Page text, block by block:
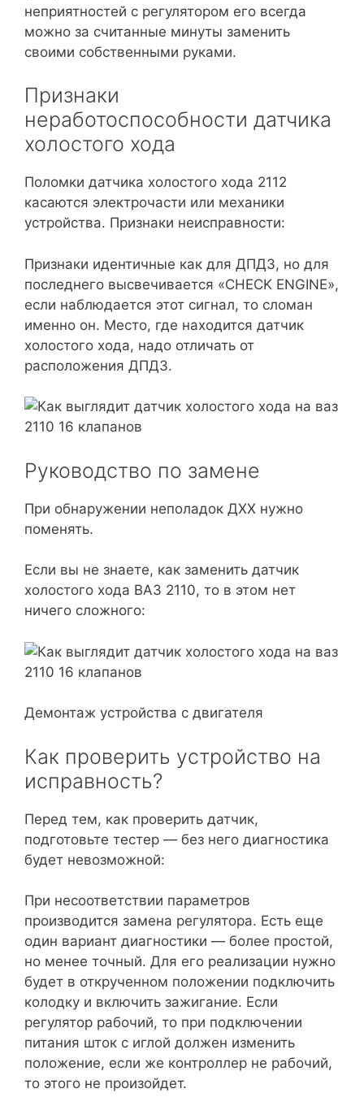
неприятностей с регулятором его всегда
можно за считанные минуты заменить
своими собственными руками.
Признаки
неработоспособности датчика
холостого хода
Поломки датчика холостого хода 2112
касаются электрочасти или механики
устройства. Признаки неисправности:
Признаки идентичные как для ДПДЗ, но для
последнего высвечивается «CHECK ENGINE»,
если наблюдается этот сигнал, то сломан
именно он. Место, где находится датчик
холостого хода, надо отличать от
расположения ДПДЗ.
Руководство по замене
При обнаружении неполадок ДХХ нужно
поменять.
Если вы не знаете, как заменить датчик
холостого хода ВАЗ 2110, то в этом нет
ничего сложного:
Демонтаж устройства с двигателя
Как проверить устройство на
исправность?
Перед тем, как проверить датчик,
подготовьте тестер — без него диагностика
будет невозможной:
При несоответствии параметров
производится замена регулятора. Есть еще
один вариант диагностики — более простой,
но менее точный. Для его реализации нужно
будет в открученном положении подключить
колодку и включить зажигание. Если
регулятор рабочий, то при подключении
питания шток с иглой должен изменить
положение, если же контроллер не рабочий,
то этого не произойдет.